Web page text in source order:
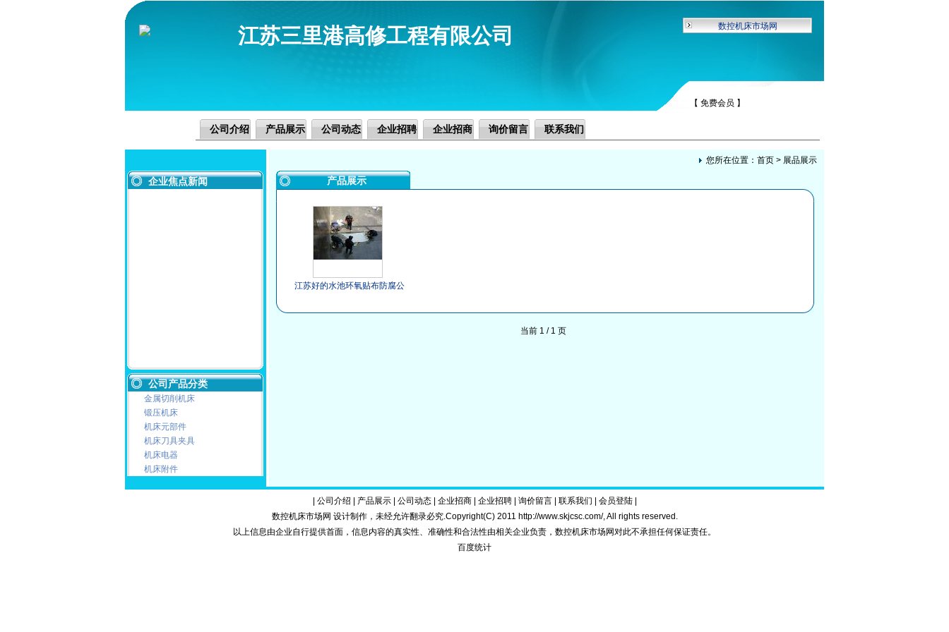
江苏三里港高修工程有限公司 数控机床市场网
【 免费会员 】
公司介绍 产品展示 公司动态 企业招聘 企业招商 询价留言 联系我们
您所在位置： 首页 > 展品展示
企业焦点新闻
公司产品分类
金属切削机床
锻压机床
机床元部件
机床刀具夹具
机床电器
机床附件
产品展示
江苏好的水池环氧贴布防腐公
当前 1 / 1 页
公司介绍 产品展示| 公司动态| 企业招商| 企业招聘| 询价留言| 联系我们 会员登陆|
数控机床市场网 设计制作，未经允许翻录必究.Copyright(C) 2011 http://www.skjcsc.com/, All rights reserved.
以上信息由企业自行提供首面，信息内容的真实性、准确性和合法性由相关企业负责，数控机床市场网对此不承担任何保证责任。
百度统计